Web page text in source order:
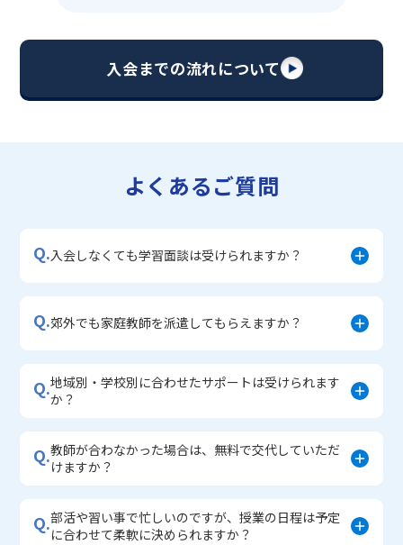
・【志望校別】公立・私立高校受験対策コース
・宿題サポートコース
・学習習慣定着コース
入会までの流れについて
よくあるご質問
Q.入会しなくても学習面談は受けられますか？
Q.郊外でも家庭教師を派遣してもらえますか？
Q.地域別・学校別に合わせたサポートは受けられます
か？
Q.教師が合わなかった場合は、無料で交代していただ
けますか？
Q.部活や習い事で忙しいのですが、授業の日程は予定
に合わせて柔軟に決められますか？